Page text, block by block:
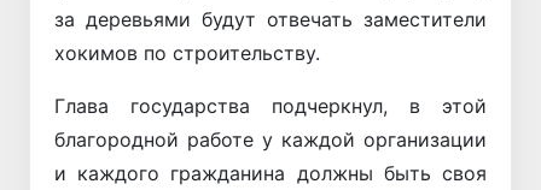
за деревьями будут отвечать заместители
хокимов по строительству.
Глава государства подчеркнул, в этой
благородной работе у каждой организации
и каждого гражданина должны быть своя